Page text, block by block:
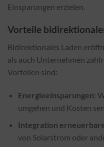
Einsparungen erzielen.
Vorteile
Bidirektionales Laden
als auch Unternehmen
Vorteilen sind:
Energieeinsparungen:
umgehen und Kosten
Integration
von Solarstrom oder